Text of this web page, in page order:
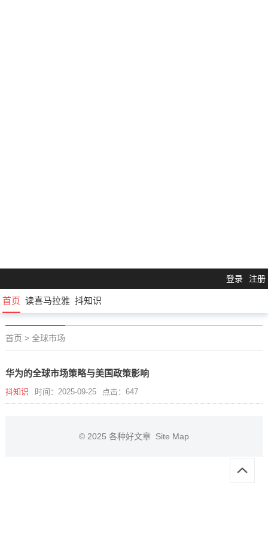
登录 注册
首页 读喜马拉雅 抖知识
首页 > 全球市场
华为的全球市场策略与美国政策影响
抖知识 时间：2025-09-25 点击：647
© 2025 各种好文章 Site Map